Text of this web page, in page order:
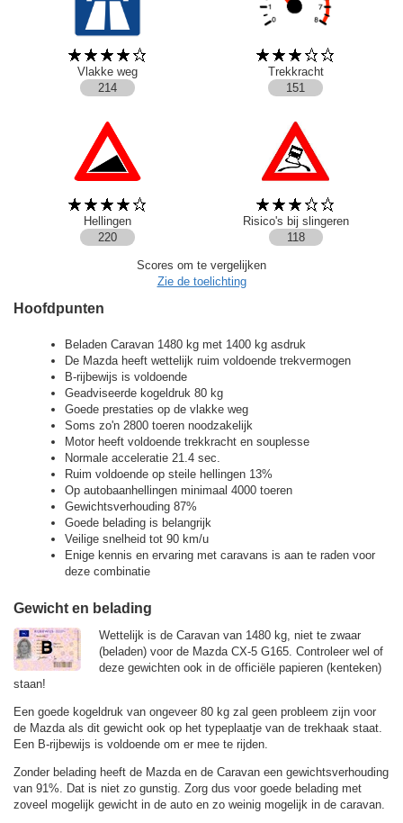
Vlakke weg
Trekkracht
214
151
Hellingen
Risico's bij slingeren
220
118
Scores om te vergelijken
Zie de toelichting
Hoofdpunten
Beladen Caravan 1480 kg met 1400 kg asdruk
De Mazda heeft wettelijk ruim voldoende trekvermogen
B-rijbewijs is voldoende
Geadviseerde kogeldruk 80 kg
Goede prestaties op de vlakke weg
Soms zo'n 2800 toeren noodzakelijk
Motor heeft voldoende trekkracht en souplesse
Normale acceleratie 21.4 sec.
Ruim voldoende op steile hellingen 13%
Op autobaanhellingen minimaal 4000 toeren
Gewichtsverhouding 87%
Goede belading is belangrijk
Veilige snelheid tot 90 km/u
Enige kennis en ervaring met caravans is aan te raden voor
deze combinatie
Gewicht en belading
Wettelijk is de Caravan van 1480 kg, niet te zwaar
(beladen) voor de Mazda CX-5 G165. Controleer wel of
deze gewichten ook in de officiële papieren (kenteken)
staan!
Een goede kogeldruk van ongeveer 80 kg zal geen probleem zijn voor
de Mazda als dit gewicht ook op het typeplaatje van de trekhaak staat.
Een B-rijbewijs is voldoende om er mee te rijden.
Zonder belading heeft de Mazda en de Caravan een gewichtsverhouding
van 91%. Dat is niet zo gunstig. Zorg dus voor goede belading met
zoveel mogelijk gewicht in de auto en zo weinig mogelijk in de caravan.